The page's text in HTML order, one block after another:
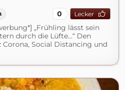
0 Lecker
„Frühling lässt sein
durch die Lüfte…“ Den
Social Distancing und